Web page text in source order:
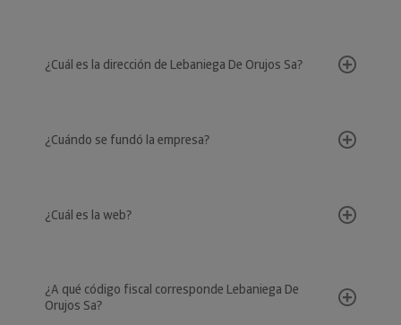
¿Cuál es la dirección de Lebaniega De Orujos Sa?
¿Cuándo se fundó la empresa?
¿Cuál es la web?
¿A qué código fiscal corresponde Lebaniega De
Orujos Sa?